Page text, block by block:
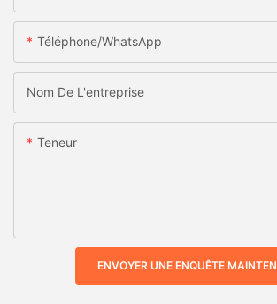
Téléphone/WhatsApp
Nom De L'entreprise
Teneur
ENVOYER UNE ENQUÊTE